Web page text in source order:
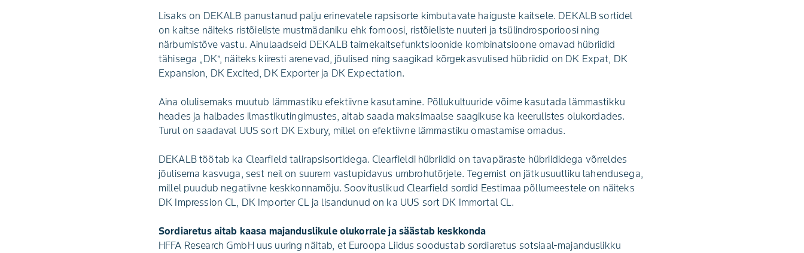
Lisaks on DEKALB panustanud palju erinevatele rapsisorte kimbutavate haiguste kaitsele. DEKALB sortidel
on kaitse näiteks ristõieliste mustmädaniku ehk fomoosi, ristõieliste nuuteri ja tsülindrosporioosi ning
närbumistõve vastu. Ainulaadseid DEKALB taimekaitsefunktsioonide kombinatsioone omavad hübriidid
tähisega „DK”, näiteks kiiresti arenevad, jõulised ning saagikad kõrgekasvulised hübriidid on DK Expat, DK
Expansion, DK Excited, DK Exporter ja DK Expectation.
Aina olulisemaks muutub lämmastiku efektiivne kasutamine. Põllukultuuride võime kasutada lämmastikku
heades ja halbades ilmastikutingimustes, aitab saada maksimaalse saagikuse ka keerulistes olukordades.
Turul on saadaval UUS sort DK Exbury, millel on efektiivne lämmastiku omastamise omadus.
DEKALB töötab ka Clearfield talirapsisortidega. Clearfieldi hübriidid on tavapäraste hübriididega võrreldes
jõulisema kasvuga, sest neil on suurem vastupidavus umbrohutõrjele. Tegemist on jätkusuutliku lahendusega,
millel puudub negatiivne keskkonnamõju. Soovituslikud Clearfield sordid Eestimaa põllumeestele on näiteks
DK Impression CL, DK Importer CL ja lisandunud on ka UUS sort DK Immortal CL.
Sordiaretus aitab kaasa majanduslikule olukorrale ja säästab keskkonda
HFFA Research GmbH uus uuring näitab, et Euroopa Liidus soodustab sordiaretus sotsiaal-majanduslikku